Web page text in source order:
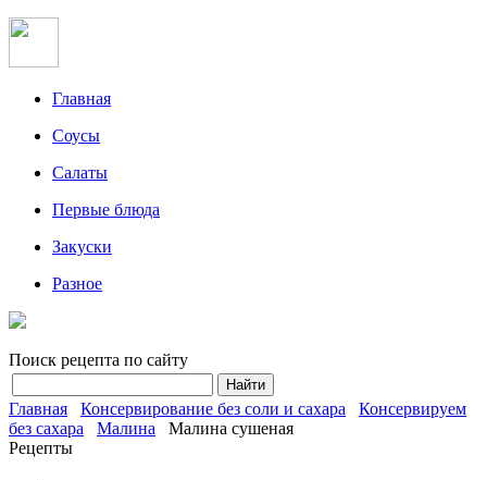
Главная
Соусы
Салаты
Первые блюда
Закуски
Разное
Поиск рецепта по сайту
Главная Консервирование без соли и сахара
Консервируем
без сахара
Малина
Малина сушеная
Рецепты